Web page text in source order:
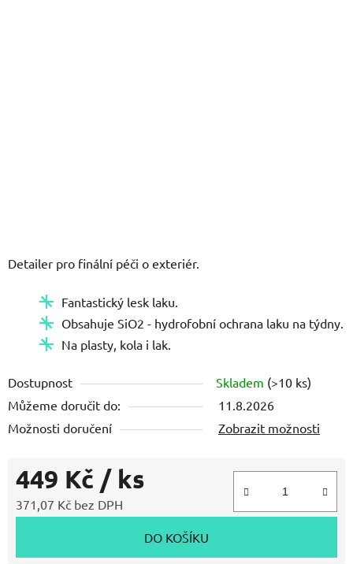
Detailer pro finální péči o exteriér.
Fantastický lesk laku.
Obsahuje SiO2 - hydrofobní ochrana laku na týdny.
Na plasty, kola i lak.
Dostupnost Skladem (>10 ks)
Můžeme doručit do:
11.8.2026
Možnosti doručení
Zobrazit možnosti
449 Kč / ks
371,07 Kč bez DPH
DO KOŠÍKU